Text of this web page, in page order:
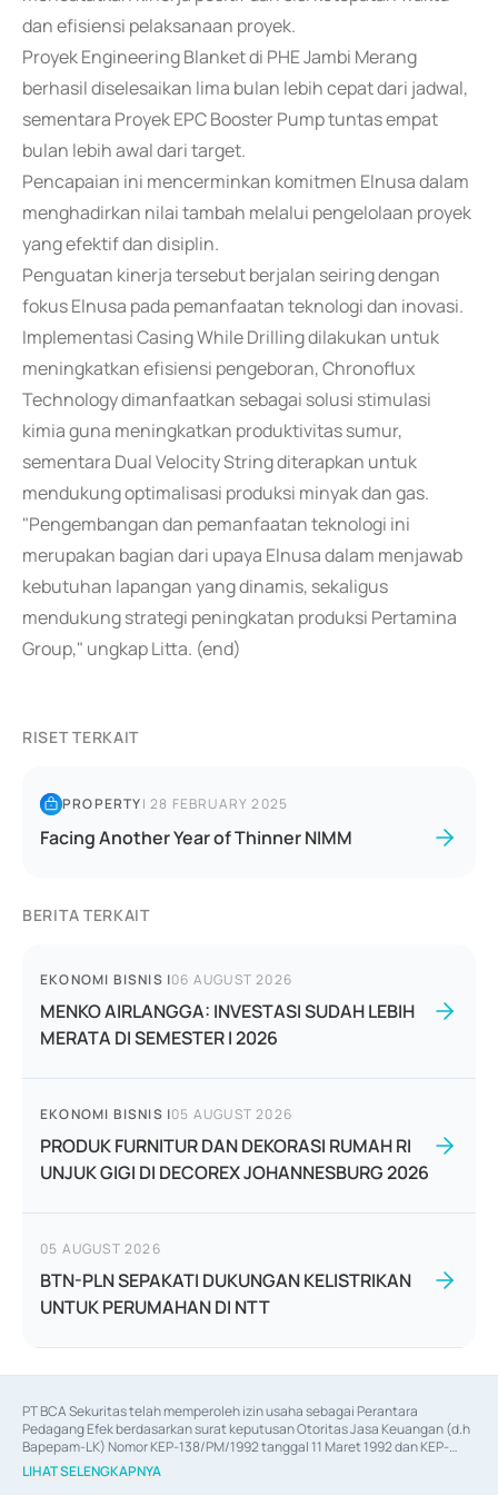
dan efisiensi pelaksanaan proyek.
Proyek Engineering Blanket di PHE Jambi Merang
berhasil diselesaikan lima bulan lebih cepat dari jadwal,
sementara Proyek EPC Booster Pump tuntas empat
bulan lebih awal dari target.
Pencapaian ini mencerminkan komitmen Elnusa dalam
menghadirkan nilai tambah melalui pengelolaan proyek
yang efektif dan disiplin.
Penguatan kinerja tersebut berjalan seiring dengan
fokus Elnusa pada pemanfaatan teknologi dan inovasi.
Implementasi Casing While Drilling dilakukan untuk
meningkatkan efisiensi pengeboran, Chronoflux
Technology dimanfaatkan sebagai solusi stimulasi
kimia guna meningkatkan produktivitas sumur,
sementara Dual Velocity String diterapkan untuk
mendukung optimalisasi produksi minyak dan gas.
"Pengembangan dan pemanfaatan teknologi ini
merupakan bagian dari upaya Elnusa dalam menjawab
kebutuhan lapangan yang dinamis, sekaligus
mendukung strategi peningkatan produksi Pertamina
Group," ungkap Litta. (end)
RISET TERKAIT
PROPERTY|28 FEBRUARY 2025
Facing Another Year of Thinner NIMM
BERITA TERKAIT
EKONOMI BISNIS |06 AUGUST 2026
MENKO AIRLANGGA: INVESTASI SUDAH LEBIH
MERATA DI SEMESTER I 2026
EKONOMI BISNIS |05 AUGUST 2026
PRODUK FURNITUR DAN DEKORASI RUMAH RI
UNJUK GIGI DI DECOREX JOHANNESBURG 2026
05 AUGUST 2026
BTN-PLN SEPAKATI DUKUNGAN KELISTRIKAN
UNTUK PERUMAHAN DI NTT
PT BCA Sekuritas telah memperoleh izin usaha sebagai Perantara
Pedagang Efek berdasarkan surat keputusan Otoritas Jasa Keuangan (d.h
Bapepam-LK) Nomor KEP-138/PM/1992 tanggal 11 Maret 1992 dan KEP-
06/D.04/2014 tanggal 28 Februari 2014, izin usaha sebagai Penjamin Emisi
Efek berdasarkan surat keputusan Otoritas Jasa Keuangan Nomor KEP-
LIHAT SELENGKAPNYA